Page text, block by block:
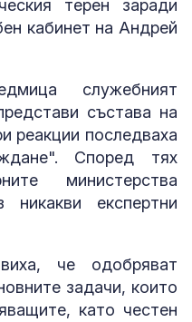
терен заради
кабинет на Андрей
служебният
състава на
реакции последваха
Според тях
министерства
експертни
че одобряват
задачи, които
като честен